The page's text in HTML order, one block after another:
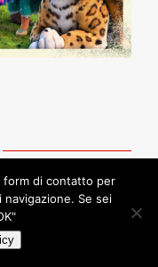
form di contatto per
Se sei